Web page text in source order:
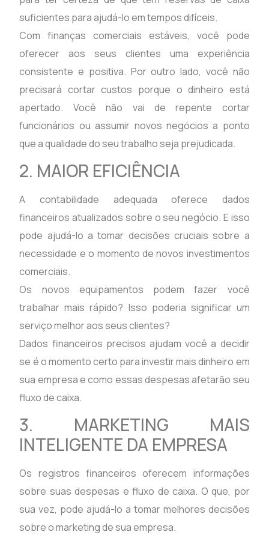
suficientes para ajudá-lo em tempos difíceis.
Com finanças comerciais estáveis, você pode
oferecer aos seus clientes uma experiência
consistente e positiva. Por outro lado, você não
precisará cortar custos porque o dinheiro está
apertado. Você não vai de repente cortar
funcionários ou assumir novos negócios a ponto
que a qualidade do seu trabalho seja prejudicada.
2. MAIOR EFICIÊNCIA
A contabilidade adequada oferece dados
financeiros atualizados sobre o seu negócio. E isso
pode ajudá-lo a tomar decisões cruciais sobre a
necessidade e o momento de novos investimentos
comerciais.
Os novos equipamentos podem fazer você
trabalhar mais rápido? Isso poderia significar um
serviço melhor aos seus clientes?
Dados financeiros precisos ajudam você a decidir
se é o momento certo para investir mais dinheiro em
sua empresa e como essas despesas afetarão seu
fluxo de caixa.
3. MARKETING MAIS
INTELIGENTE DA EMPRESA
Os registros financeiros oferecem informações
sobre suas despesas e fluxo de caixa. O que, por
sua vez, pode ajudá-lo a tomar melhores decisões
sobre o marketing de sua empresa.